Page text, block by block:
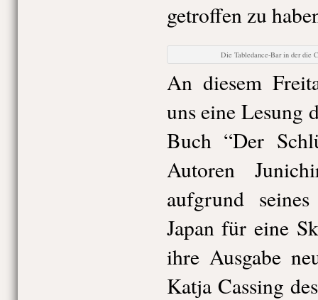
getroffen zu
Die Tabledance-Bar in der die
An diesem
uns eine Lesung
Buch “Der
Autoren
aufgrund
Japan für eine
ihre Ausgabe
Katja Cassing